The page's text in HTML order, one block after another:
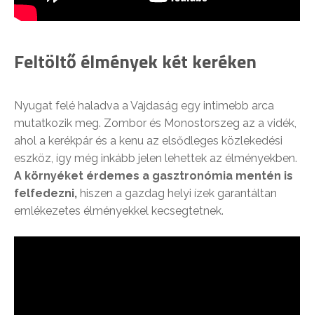
Feltöltő élmények két keréken
Nyugat felé haladva a Vajdaság egy intimebb arca
mutatkozik meg. Zombor és Monostorszeg az a vidék,
ahol a kerékpár és a kenu az elsődleges közlekedési
eszköz, így még inkább jelen lehettek az élményekben.
A környéket érdemes a gasztronómia mentén is
felfedezni, hiszen a gazdag helyi ízek garantáltan
emlékezetes élményekkel kecsegtetnek.